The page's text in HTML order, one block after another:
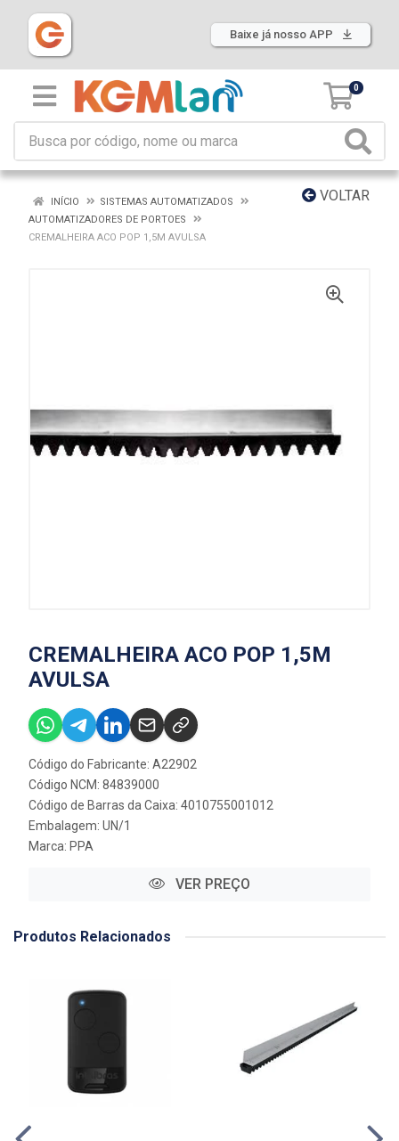
Baixe já nosso APP
0
VOLTAR
INÍCIO
SISTEMAS AUTOMATIZADOS
AUTOMATIZADORES DE PORTOES
CREMALHEIRA ACO POP 1,5M AVULSA
CREMALHEIRA ACO POP 1,5M
AVULSA
Código do Fabricante: A22902
Código NCM: 84839000
Código de Barras da Caixa: 4010755001012
Embalagem: UN/1
Marca: PPA
VER PREÇO
Produtos Relacionados